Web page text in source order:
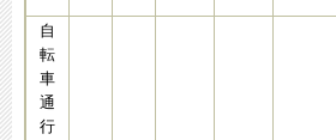
自
転
車
通
行